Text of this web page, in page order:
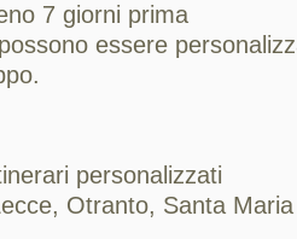
7 giorni prima
essere
personalizzati
Otranto, Santa